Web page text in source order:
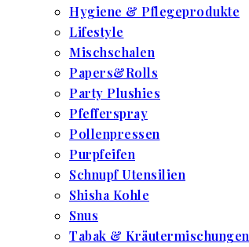
Hygiene & Pflegeprodukte
Lifestyle
Mischschalen
Papers&Rolls
Party Plushies
Pfefferspray
Pollenpressen
Purpfeifen
Schnupf Utensilien
Shisha Kohle
Snus
Tabak & Kräutermischungen